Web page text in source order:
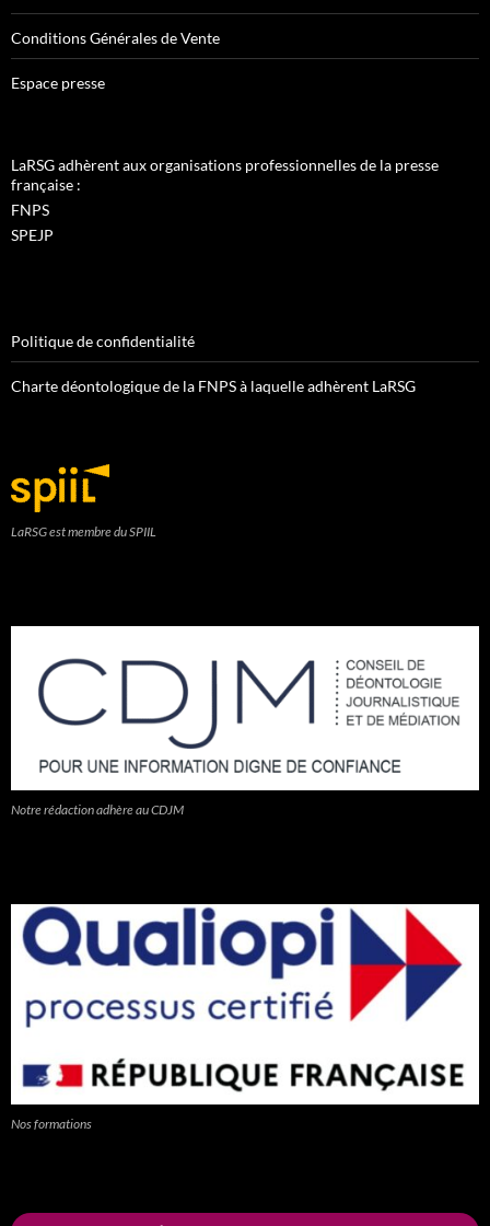
Conditions Générales de Vente
Espace presse
LaRSG adhèrent aux organisations professionnelles de la presse
française :
FNPS
SPEJP
Politique de confidentialité
Charte déontologique de la FNPS à laquelle adhèrent LaRSG
LaRSG est membre du SPIIL
Notre rédaction adhère au CDJM
Nos formations